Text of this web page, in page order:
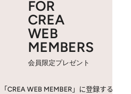
FOR
CREA
WEB
MEMBERS
会員限定プレゼント
「CREA WEB MEMBER」に登録する